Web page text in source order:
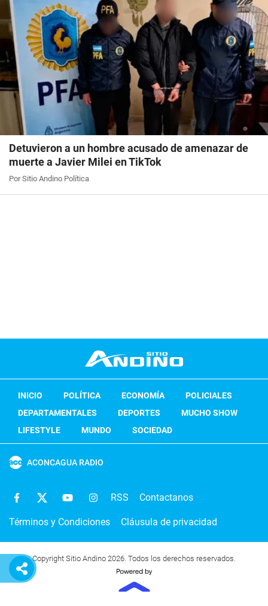
Detuvieron a un hombre acusado de amenazar de
muerte a Javier Milei en TikTok
Por Sitio Andino Política
INICIO POLÍTICA ECONOMÍA
POLICIALES
DEPARTAMENTALES
DEPORTES
MUCHO SHOW
LIFESTYLE
MUNDO SOCIEDAD
ACONCAGUA RADIO
RSS Contactanos
Términos y Condiciones Cláusula de privacidad
Copyright Sitio Andino 2026. Todos los derechos reservados.